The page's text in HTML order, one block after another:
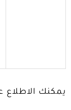
يمكنك الاطلاع